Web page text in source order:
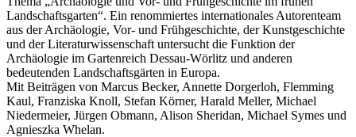
Landschaftsgarten“. Ein renommiertes internationales Autorenteam
aus der Archäologie, Vor- und Frühgeschichte, der Kunstgeschichte
und der Literaturwissenschaft untersucht die Funktion der
Archäologie im Gartenreich Dessau-Wörlitz und anderen
bedeutenden Landschaftsgärten in Europa.
Mit Beiträgen von Marcus Becker, Annette Dorgerloh, Flemming
Kaul, Franziska Knoll, Stefan Körner, Harald Meller, Michael
Niedermeier, Jürgen Obmann, Alison Sheridan, Michael Symes und
Agnieszka Whelan.